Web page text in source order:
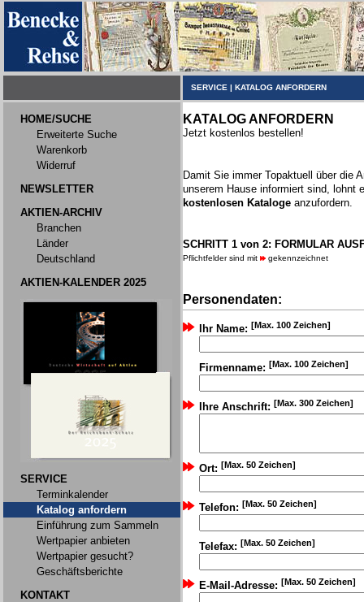
SERVICE | KATALOG ANFORDERN
HOME/SUCHE
Erweiterte Suche
Warenkorb
Widerruf
NEWSLETTER
AKTIEN-ARCHIV
Branchen
Länder
Deutschland
AKTIEN-KALENDER 2025
SERVICE
Terminkalender
Katalog anfordern
Einführung zum Sammeln
Wertpapier anbieten
Wertpapier gesucht?
Geschäftsberichte
KONTAKT
KATALOG ANFORDERN
Jetzt kostenlos bestellen!
Damit Sie immer Topaktuell über die
unserem Hause informiert sind, lohnt
kostenlosen Kataloge anzufordern.
SCHRITT 1 von 2: FORMULAR
Pflichtfelder sind mit gekennzeichnet
Personendaten:
Ihr Name: [Max. 100 Zeichen]
Firmenname: [Max. 100 Zeichen]
Ihre Anschrift: [Max. 300 Zeichen]
Ort: [Max. 50 Zeichen]
Telefon: [Max. 50 Zeichen]
Telefax: [Max. 50 Zeichen]
E-Mail-Adresse: [Max. 50 Zeichen]